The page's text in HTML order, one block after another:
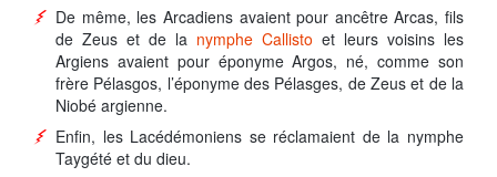
De même, les Arcadiens avaient pour ancêtre Arcas, fils
de Zeus et de la nymphe Callisto et leurs voisins les
Argiens avaient pour éponymeArgos, né, comme son
frère Pélasgos, l’éponyme des Pélasges, deZeus et de la
Niobé argienne.
Enfin, les Lacédémoniens se réclamaient de la nymphe
Taygété et du dieu.